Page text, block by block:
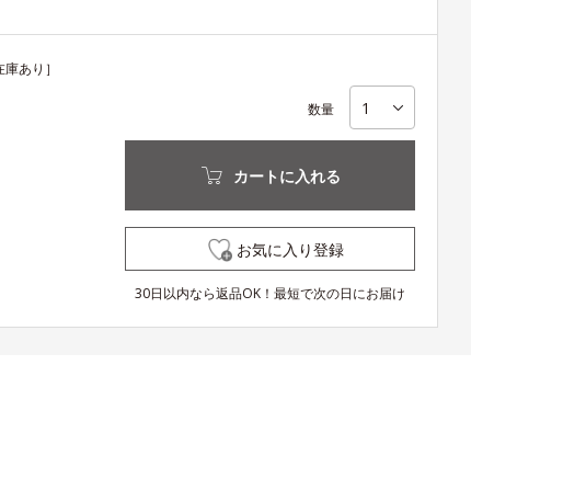
庫あり］
数量
カートに入れる
お気に入り登録
30日以内なら返品OK！最短で次の日にお届け